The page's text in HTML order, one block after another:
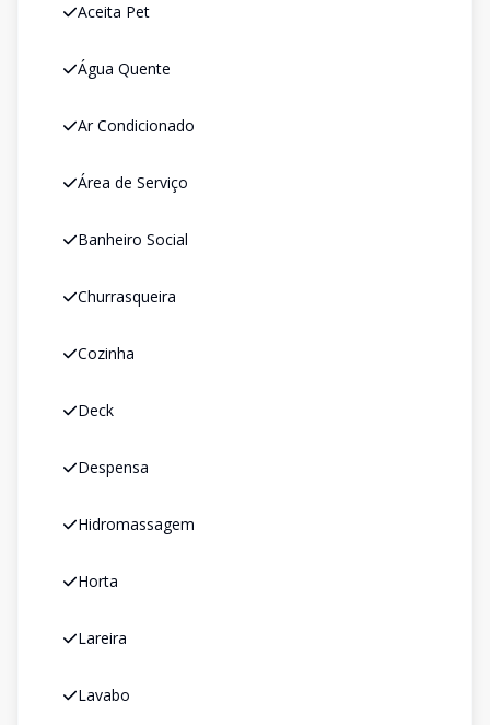
Aceita Pet
Água Quente
Ar Condicionado
Área de Serviço
Banheiro Social
Churrasqueira
Cozinha
Deck
Despensa
Hidromassagem
Horta
Lareira
Lavabo